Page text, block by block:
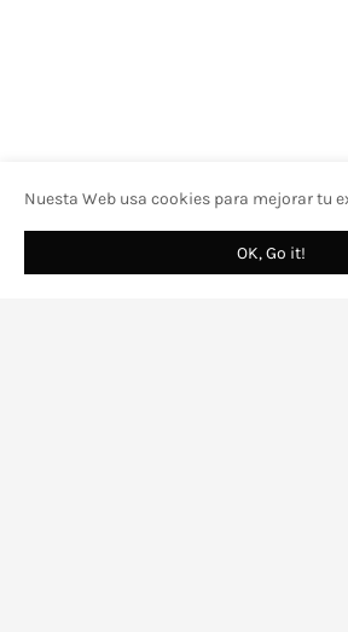
Nuesta Web usa cookies para mejorar tu
OK, Go it!